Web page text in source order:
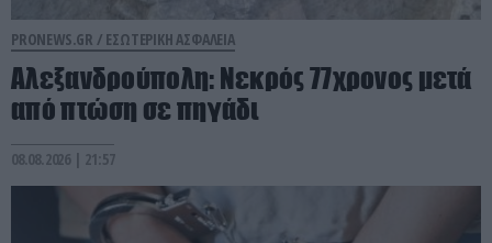
PRONEWS.GR / ΕΣΩΤΕΡΙΚΗ ΑΣΦΑΛΕΙΑ
Αλεξανδρούπολη: Νεκρός 77χρονος μετά
από πτώση σε πηγάδι
08.08.2026 | 21:57